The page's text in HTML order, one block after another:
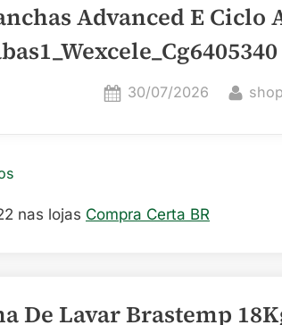
Advanced E Ciclo
Posted
30/07/2026 By
nas lojas Compra Certa BR
De Lavar Brastemp